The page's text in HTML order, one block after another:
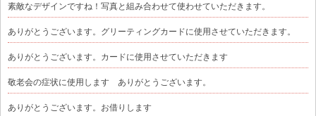
素敵なデザインですね！写真と組み合わせて使わせていただきます。
ありがとうございます。グリーティングカードに使用させていただきます。
ありがとうございます。カードに使用させていただきます
敬老会の症状に使用します ありがとうございます。
ありがとうございます。お借りします